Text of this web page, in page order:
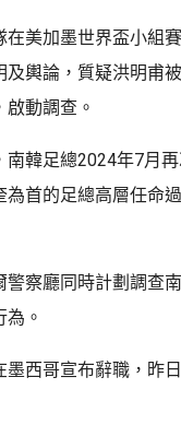
在美加墨世界盃小組
及輿論，質疑洪明甫
動調查。
南韓足總2024年7月
為首的足總高層任命
警察廳同時計劃調查
。
墨西哥宣布辭職，昨